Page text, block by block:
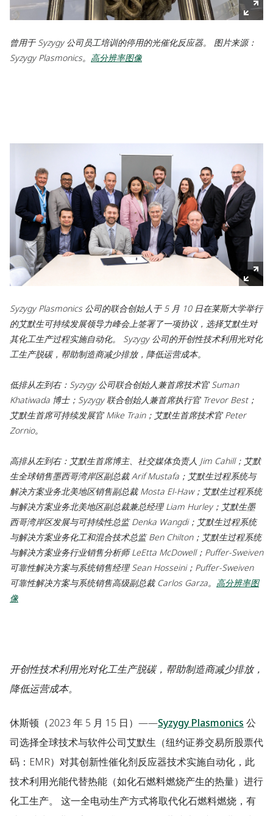
曾用于 Syzygy 公司员工培训的停用的光催化反应器。 图片来源：
Syzygy Plasmonics。 高分辨率图像
Syzygy Plasmonics 公司的联合创始人于 5 月 10 日在莱斯大学举行
的艾默生可持续发展领导力峰会上签署了一项协议，选择艾默生对
其化工生产过程实施自动化。 Syzygy 公司的开创性技术利用光对化
工生产脱碳，帮助制造商减少排放，降低运营成本。
低排从左到右：Syzygy 公司联合创始人兼首席技术官 Suman
Khatiwada 博士；Syzygy 联合创始人兼首席执行官 Trevor Best；
艾默生首席可持续发展官 Mike Train；艾默生首席技术官 Peter
Zornio。
高排从左到右：艾默生首席博主、社交媒体负责人 Jim Cahill；艾默
生全球销售墨西哥湾岸区副总裁 Arif Mustafa；艾默生过程系统与
解决方案业务北美地区销售副总裁 Mosta El-Haw；艾默生过程系统
与解决方案业务北美地区副总裁兼总经理 Liam Hurley；艾默生墨
西哥湾岸区发展与可持续性总监 Denka Wangdi；艾默生过程系统
与解决方案业务化工和混合技术总监 Ben Chilton；艾默生过程系统
与解决方案业务行业销售分析师 LeEtta McDowell；Puffer-Sweiven
可靠性解决方案与系统销售经理 Sean Hosseini；Puffer-Sweiven
可靠性解决方案与系统销售高级副总裁 Carlos Garza。 高分辨率图
像
开创性技术利用光对化工生产脱碳，帮助制造商减少排放，
降低运营成本。
休斯顿 （2023 年 5 月 15 日）——Syzygy Plasmonics 公
司选择全球技术与软件公司艾默生（纽约证券交易所股票代
码：EMR）对其创新性催化剂反应器技术实施自动化，此
技术利用光能代替热能（如化石燃料燃烧产生的热量）进行
化工生产。 这一全电动生产方式将取代化石燃料燃烧，有